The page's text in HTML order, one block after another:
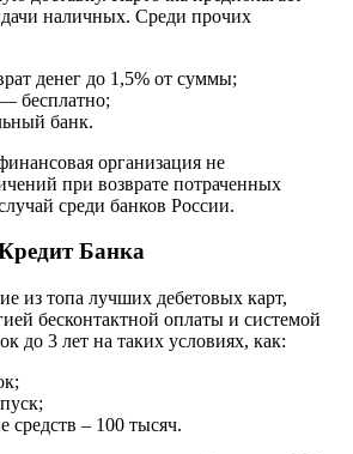
наличных. Среди прочих
денег до 1,5% от суммы;
бесплатно;
банк.
организация не
при возврате потраченных
среди банков России.
Банка
из топа лучших дебетовых карт,
бесконтактной оплаты и системой
до 3 лет на таких условиях, как:
средств – 100 тысяч.